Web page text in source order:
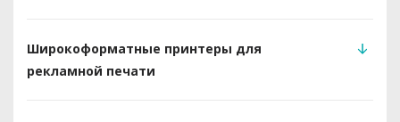
Широкоформатные принтеры для
рекламной печати